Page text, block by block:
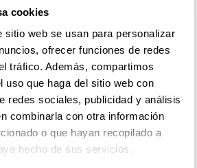
cookies
sitio web se usan para personalizar
ofrecer funciones de redes
tráfico. Además, compartimos
uso que haga del sitio web con
redes sociales, publicidad y análisis
combinarla con otra información
o que hayan recopilado a
hecho de sus servicios.